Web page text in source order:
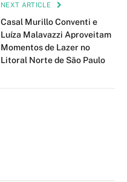
NEXT ARTICLE
Casal Murillo Conventi e
Luíza Malavazzi Aproveitam
Momentos de Lazer no
Litoral Norte de São Paulo